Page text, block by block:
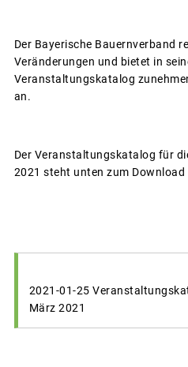
Der Bayerische Bauernverband
Veränderungen und bietet in
Veranstaltungskatalog
an.
Der Veranstaltungskatalog für
2021 steht unten zum
2021-01-25
März 2021